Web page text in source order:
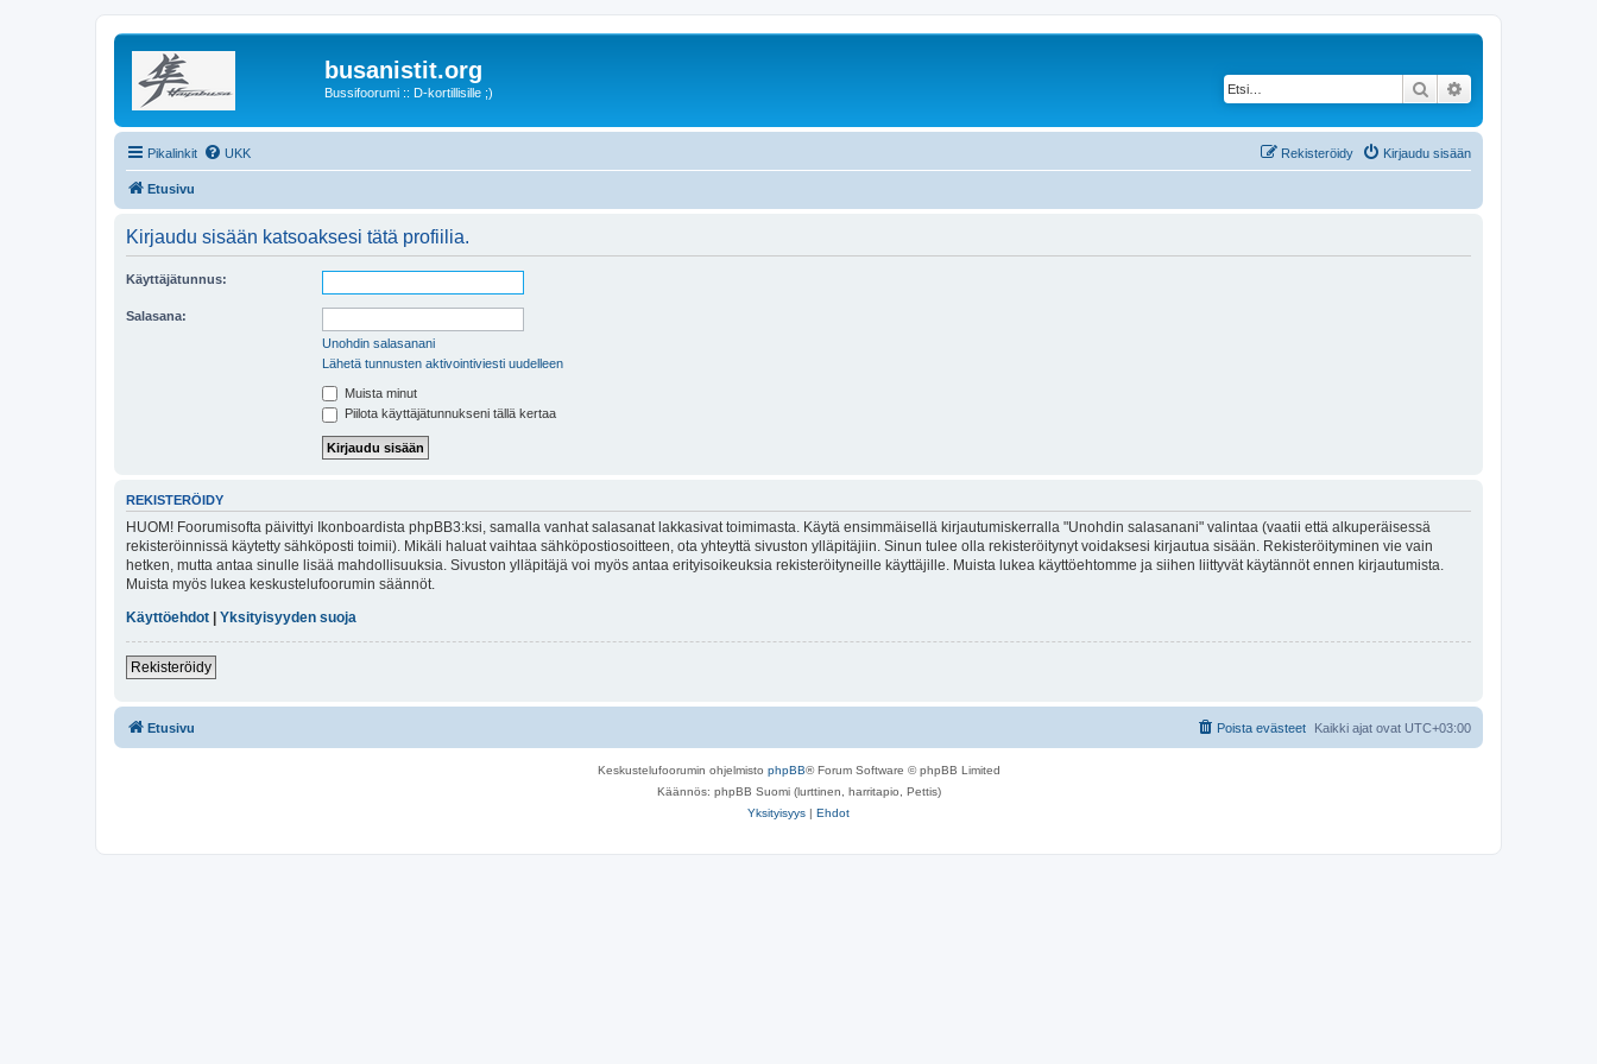
busanistit.org
Bussifoorumi :: D-kortillisille ;) Etsi
Pikalinkit UKK Kirjaudu sisään
Rekisteröidy
Etusivu
Kirjaudu sisään katsoaksesi tätä profiilia.
Käyttäjätunnus:
Salasana:
Unohdin salasanani
Lähetä tunnusten aktivointiviesti uudelleen
Muista minut
Piilota käyttäjätunnukseni tällä kertaa
REKISTERÖIDY
HUOM! Foorumisofta päivittyi Ikonboardista phpBB3:ksi, samalla vanhat salasanat lakkasivat toimimasta. Käytä ensimmäisellä kirjautumiskerralla "Unohdin salasanani" valintaa (vaatii että alkuperäisessä
rekisteröinnissä käytetty sähköposti toimii). Mikäli haluat vaihtaa sähköpostiosoitteen, ota yhteyttä sivuston ylläpitäjiin. Sinun tulee olla rekisteröitynyt voidaksesi kirjautua sisään. Rekisteröityminen vie vain
hetken, mutta antaa sinulle lisää mahdollisuuksia. Sivuston ylläpitäjä voi myös antaa erityisoikeuksia rekisteröityneille käyttäjille. Muista lukea käyttöehtomme ja siihen liittyvät käytännöt ennen kirjautumista.
Muista myös lukea keskustelufoorumin säännöt.
Käyttöehdot
Yksityisyyden suoja
Rekisteröidy
Etusivu Kaikki ajat ovat UTC+03:00
Poista evästeet
Keskustelufoorumin ohjelmisto phpBB® Forum Software © phpBB Limited
Käännös: phpBB Suomi (lurttinen, harritapio, Pettis)
Yksityisyys | Ehdot